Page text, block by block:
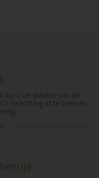
bij U ter plaatse om de
verlichting af te toetsen